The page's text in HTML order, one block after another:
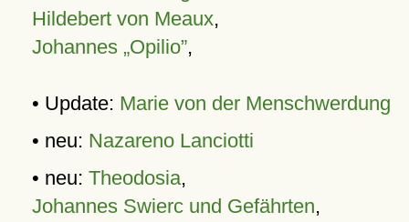
Hildebert von Meaux,
Johannes „Opilio”,
• Update: Marie von der Menschwerdung
• neu: Nazareno Lanciotti
• neu: Theodosia,
Johannes Swierc und Gefährten,